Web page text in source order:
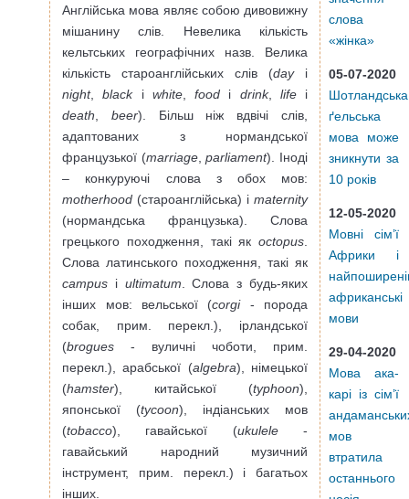
Англійська мова являє собою дивовижну
мішанину слів. Невелика кількість
кельтських географічних назв. Велика
кількість староанглійських слів (dayі
night,blackі white,food і drink, lifeі
death
beer). Більш ніж вдвічі слів,
адаптованих з нормандської
французької (marriage,parliament). Іноді
– конкуруючі слова з обох мов:
motherhood (староанглійська) і maternity
(нормандська французька). Слова
грецького походження, такі як octopus.
Слова латинського походження, такі як
campus і ultimatum . Слова з будь-яких
інших мов: вельської (corgi- порода
собак, прим. перекл.), ірландської
(brogues - вуличні чоботи, прим.
перекл.), арабської (algebra), німецької
(hamster), китайської (typhoon),
японської (tycoon), індіанських мов
(tobacco), гавайської (ukulele-
гавайський народний музичний
інструмент, прим. перекл.) і багатьох
інших.
слова
«жінка»
05-07-2020
Шотландська
ґельська
мова може
зникнути за
10 років
12-05-2020
Мовні сім’ї
Африки і
африканські
мови
29-04-2020
Мова ака-
карі із сім’ї
мов
втратила
останнього